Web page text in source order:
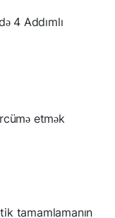
4 Addımlı
etmək
tamamlamanın